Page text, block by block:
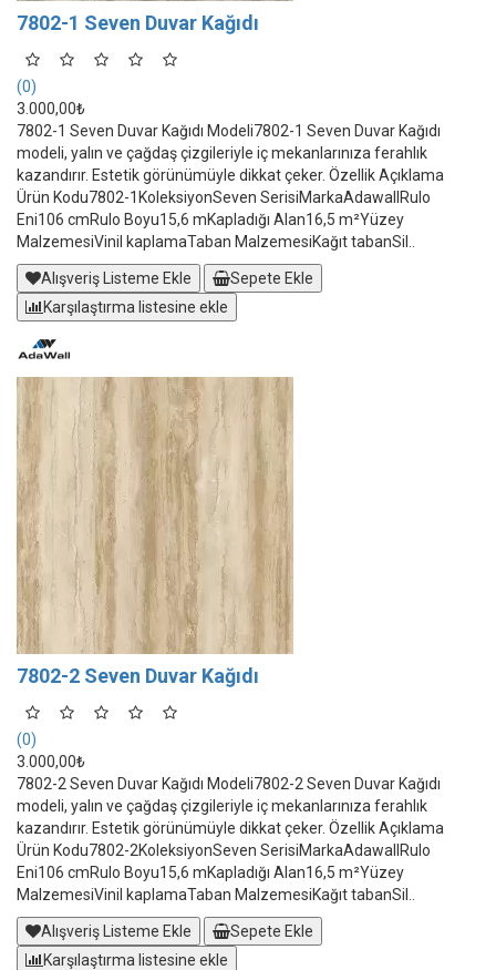
7802-1 Seven Duvar Kağıdı
(0)
3.000,00₺
7802-1 Seven Duvar Kağıdı Modeli7802-1 Seven Duvar Kağıdı
modeli, yalın ve çağdaş çizgileriyle iç mekanlarınıza ferahlık
kazandırır. Estetik görünümüyle dikkat çeker. Özellik Açıklama
Ürün Kodu7802-1KoleksiyonSeven SerisiMarkaAdawallRulo
Eni106 cmRulo Boyu15,6 mKapladığı Alan16,5 m²Yüzey
MalzemesiVinil kaplamaTaban MalzemesiKağıt tabanSil..
Alışveriş Listeme Ekle
Sepete Ekle
Karşılaştırma listesine ekle
7802-2 Seven Duvar Kağıdı
(0)
3.000,00₺
7802-2 Seven Duvar Kağıdı Modeli7802-2 Seven Duvar Kağıdı
modeli, yalın ve çağdaş çizgileriyle iç mekanlarınıza ferahlık
kazandırır. Estetik görünümüyle dikkat çeker. Özellik Açıklama
Ürün Kodu7802-2KoleksiyonSeven SerisiMarkaAdawallRulo
Eni106 cmRulo Boyu15,6 mKapladığı Alan16,5 m²Yüzey
MalzemesiVinil kaplamaTaban MalzemesiKağıt tabanSil..
Alışveriş Listeme Ekle
Sepete Ekle
Karşılaştırma listesine ekle